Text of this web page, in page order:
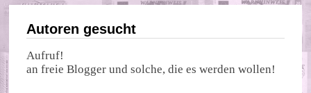
Autoren gesucht
Aufruf!
an freie Blogger und solche, die es werden wollen!